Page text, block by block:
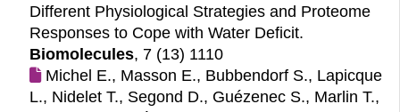
Different Physiological Strategies and Proteome
Responses to Cope with Water Deficit.
Biomolecules, 7 (13) 1110
Michel E., Masson E., Bubbendorf S., Lapicque
L., Nidelet T., Segond D., Guézenec S., Marlin T.,